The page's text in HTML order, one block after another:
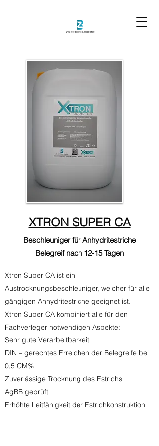
XTRON SUPER CA
Beschleuniger für Anhydritestriche
Belegreif nach 12-15 Tagen
Xtron Super CA ist ein
Austrocknungsbeschleuniger, welcher für alle
gängigen Anhydritestriche geeignet ist.
Xtron Super CA kombiniert alle für den
Fachverleger notwendigen Aspekte:
Sehr gute Verarbeitbarkeit
DIN – gerechtes Erreichen der Belegreife bei
0,5 CM%
Zuverlässige Trocknung des Estrichs
AgBB geprüft
Erhöhte Leitfähigkeit der Estrichkonstruktion